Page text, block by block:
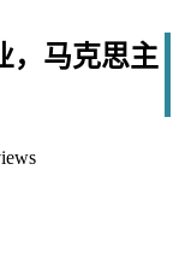
，马克思主